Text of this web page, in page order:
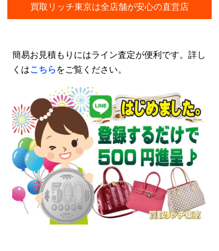
買取リッチ東京は全店舗が安心の直営店
簡易お見積もりにはライン査定が便利です。詳し
くはこちらをご覧ください。